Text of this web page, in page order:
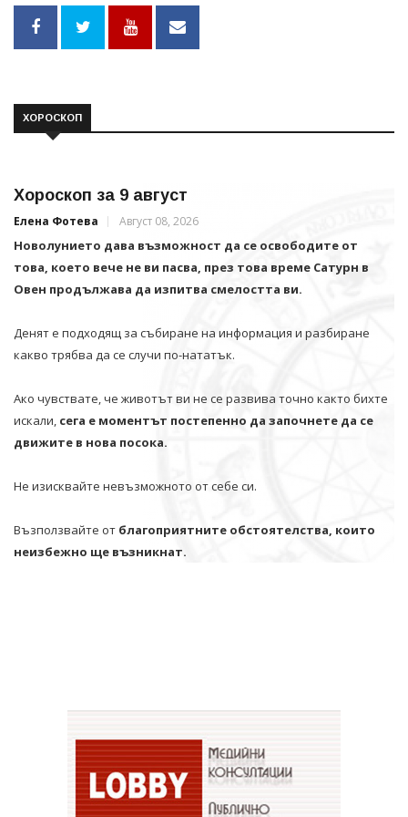
ХОРОСКОП
Хороскоп за 9 август
Елена Фотева Август 08, 2026
Новолунието дава възможност да се освободите от
това, което вече не ви пасва, през това време Сатурн в
Овен продължава да изпитва смелостта ви.
Денят е подходящ за събиране на информация и разбиране
какво трябва да се случи по-нататък.
Ако чувствате, че животът ви не се развива точно както бихте
искали, сега е моментът постепенно да започнете да се
движите в нова посока.
Не изисквайте невъзможното от себе си.
Възползвайте от благоприятните обстоятелства, които
неизбежно ще възникнат.